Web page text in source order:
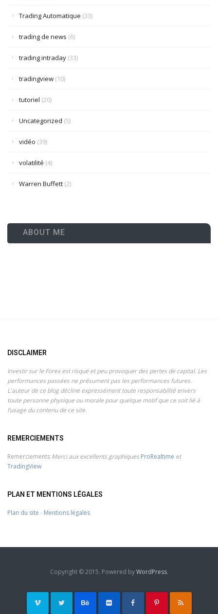
Trading Automatique (33)
trading de news (6)
trading intraday (33)
tradingview (10)
tutoriel (20)
Uncategorized (5)
vidéo (39)
volatilité (4)
Warren Buffett (2)
ABOUT ME
DISCLAIMER
Investir sur le Forex est risqué et peu provoquer des pertes de capital. Les
performances passées ne présument pas les performances futures.
L'auteur de ce blog décline expressément toute responsabilité envers
toute personne physique ou morale pour quelque motif que ce soit lié à
l’usage du contenu de ce site.
REMERCIEMENTS
Remerciements Merci aux excellents graphiques ProRealtime et
TradingView
PLAN ET MENTIONS LÉGALES
Plan du site - Mentions légales
Copyright © 2015. Powered byWordPress.